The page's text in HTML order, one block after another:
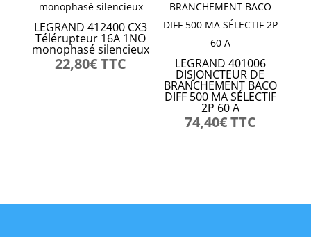
LEGRAND 412400 CX3
Télérupteur 16A 1NO
monophasé silencieux
22,80€TTC LEGRAND 401006
DISJONCTEUR DE
BRANCHEMENT BACO
DIFF 500 MA SÉLECTIF
2P 60 A
74,40€TTC